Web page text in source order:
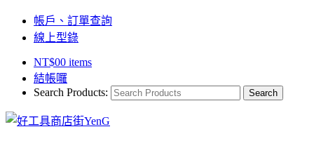
帳戶、訂單查詢
線上型錄
NT$00 items
結帳囉
Search Products: